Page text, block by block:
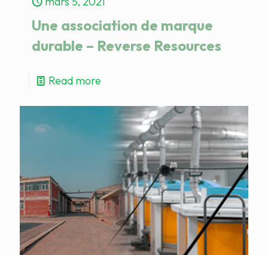
Une association de marque
durable – Reverse Resources
Read more